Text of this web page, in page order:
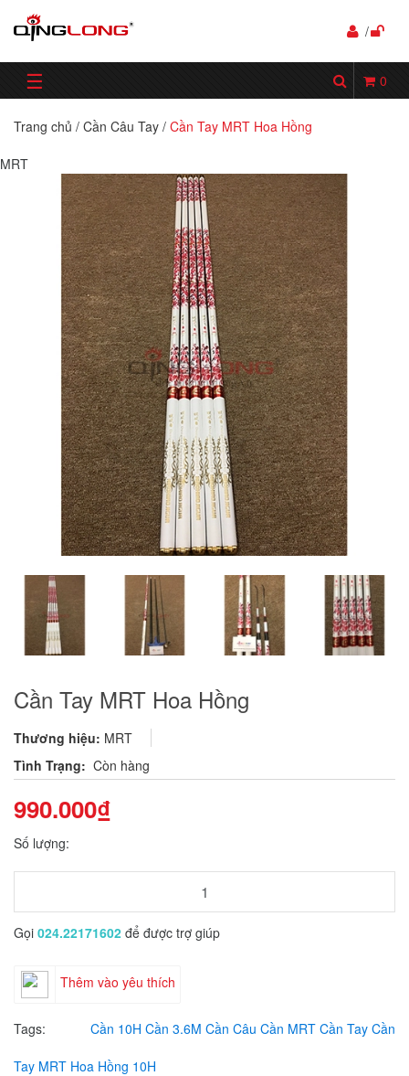
/
☰ 0
Trang chủ / Cần Câu Tay / Cần Tay MRT Hoa Hồng
MRT
Cần Tay MRT Hoa Hồng
Thương hiệu: MRT
Tình Trạng: Còn hàng
990.000₫
Số lượng:
Gọi 024.22171602 để được trợ giúp
Thêm vào yêu thích
Tags: Cần 10H Cần 3.6M Cần Câu Cần MRT Cần Tay Cần
Tay MRT Hoa Hồng 10H